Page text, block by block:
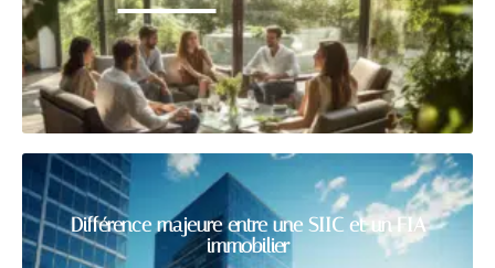
Différence majeure entre une SIIC et un FIA
immobilier